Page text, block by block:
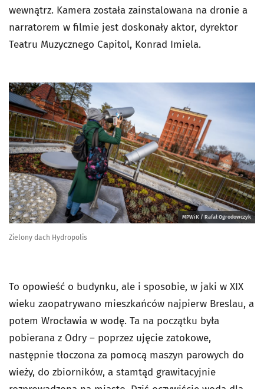
wewnątrz. Kamera została zainstalowana na dronie a
narratorem w filmie jest doskonały aktor, dyrektor
Teatru Muzycznego Capitol, Konrad Imiela.
MPWiK / Rafał Ogrodowczyk
Zielony dach Hydropolis
To opowieść o budynku, ale i sposobie, w jaki w XIX
wieku zaopatrywano mieszkańców najpierw Breslau, a
potem Wrocławia w wodę. Ta na początku była
pobierana z Odry – poprzez ujęcie zatokowe,
następnie tłoczona za pomocą maszyn parowych do
wieży, do zbiorników, a stamtąd grawitacyjnie